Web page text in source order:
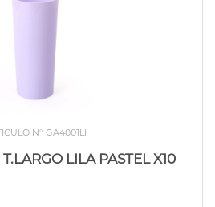
N° GA4001LI
LILA PASTEL X10